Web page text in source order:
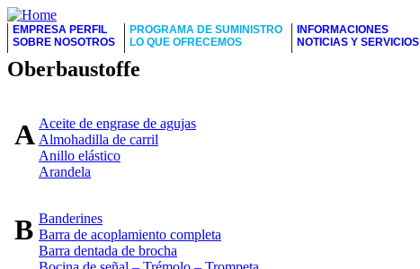
EMPRESA PERFIL
SOBRE NOSOTROS
PROGRAMA DE SUMINISTRO
LO QUE OFRECEMOS
INFORMACIONES
NOTICIAS Y SERVICIOS
Oberbaustoffe
AAceite de engrase de agujas
Almohadilla de carril
Anillo elástico
Arandela
BBanderines
Barra de acoplamiento completa
Barra dentada de brocha